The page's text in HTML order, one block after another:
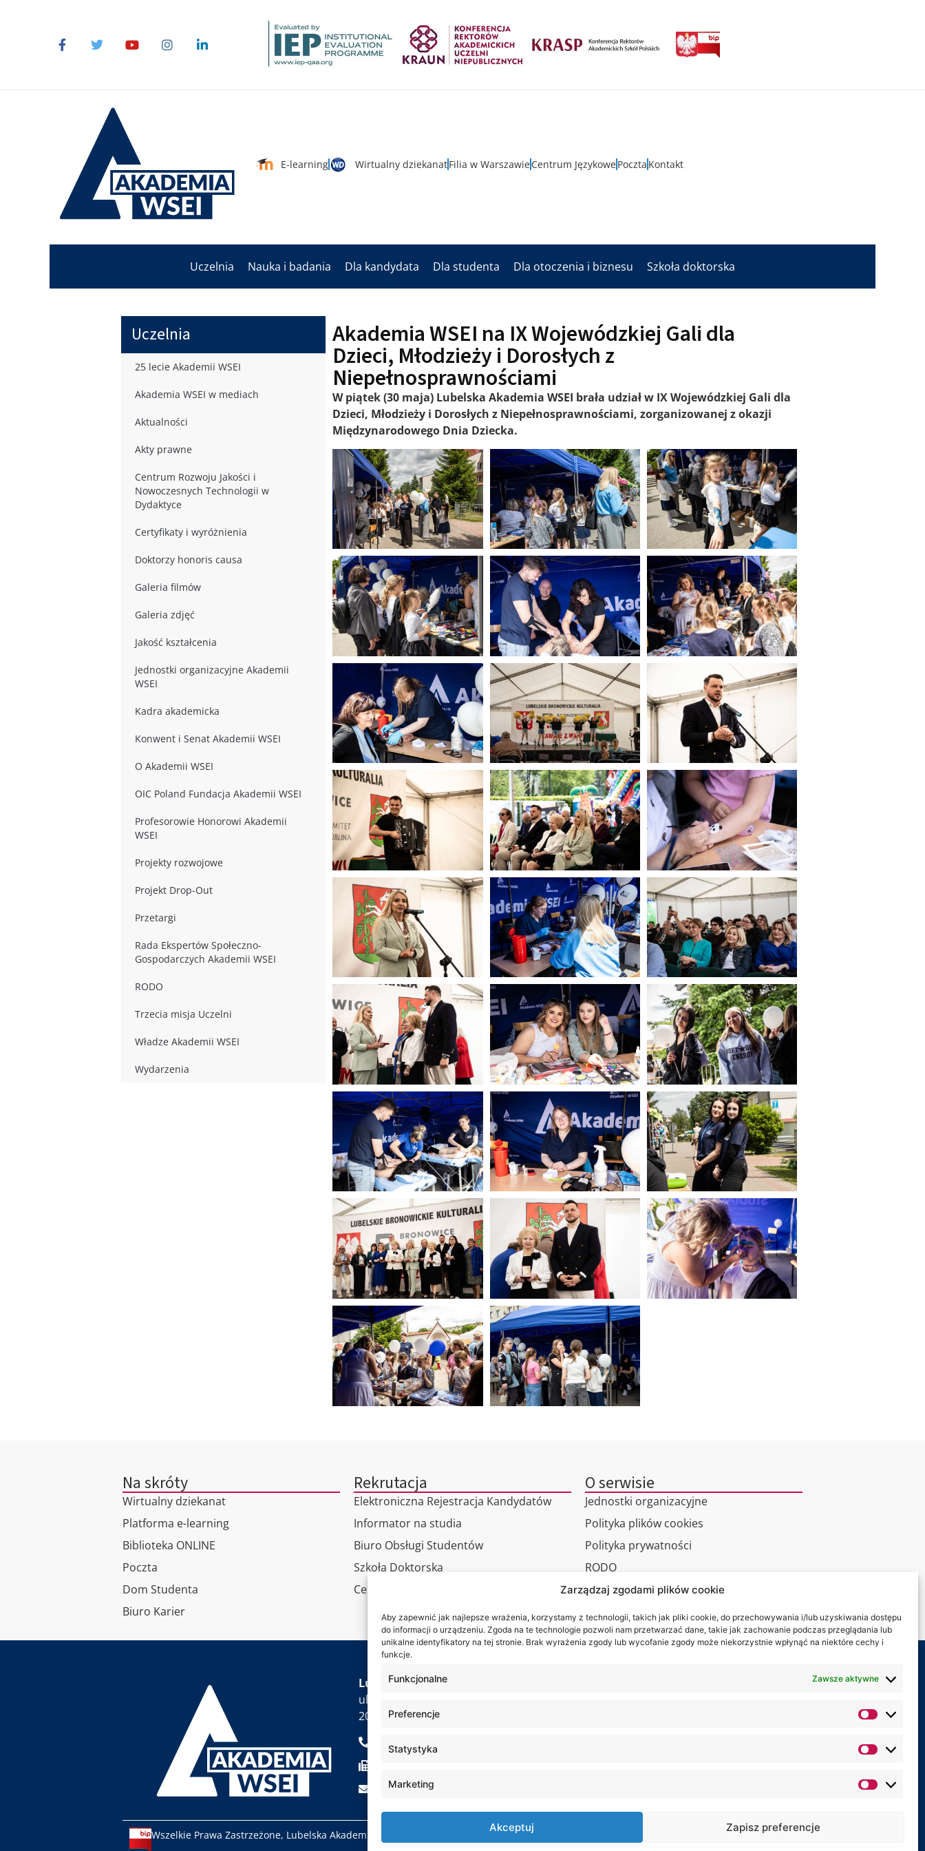
Zarządzaj zgodami plików cookie
Aby zapewnić jak najlepsze wrażenia, korzystamy z technologii, takich jak pliki cookie, do przechowywania i/lub uzyskiwania dostępu
do informacji o urządzeniu. Zgoda na te technologie pozwoli nam przetwarzać dane, takie jak zachowanie podczas przeglądania lub
unikalne identyfikatory na tej stronie. Brak wyrażenia zgody lub wycofanie zgody może niekorzystnie wpłynąć na niektóre cechy i
funkcje.
Funkcjonalne Zawsze aktywne
Preferencje
Statystyka
Marketing
Akceptuj Zapisz preferencje
E-learning Wirtualny dziekanatFilia w WarszawieCentrum JęzykowePoczta Kontakt
Uczelnia Nauka i badania Dla kandydata Dla studenta Dla otoczenia i biznesu Szkoła doktorska
Uczelnia
25 lecie Akademii WSEI
Akademia WSEI w mediach
Aktualności
Akty prawne
Centrum Rozwoju Jakości i
Nowoczesnych Technologii w
Dydaktyce
Certyfikaty i wyróżnienia
Doktorzy honoris causa
Galeria filmów
Galeria zdjęć
Jakość kształcenia
Jednostki organizacyjne Akademii
WSEI
Kadra akademicka
Konwent i Senat Akademii WSEI
O Akademii WSEI
OIC Poland Fundacja Akademii WSEI
Profesorowie Honorowi Akademii
WSEI
Projekty rozwojowe
Projekt Drop-Out
Przetargi
Rada Ekspertów Społeczno-
Gospodarczych Akademii WSEI
RODO
Trzecia misja Uczelni
Władze Akademii WSEI
Wydarzenia
Akademia WSEI na IX Wojewódzkiej Gali dla
Dzieci, Młodzieży i Dorosłych z
Niepełnosprawnościami
W piątek (30 maja) Lubelska Akademia WSEI brała udział w IX Wojewódzkiej Gali dla
Dzieci, Młodzieży i Dorosłych z Niepełnosprawnościami, zorganizowanej z okazji
Międzynarodowego Dnia Dziecka.
Na skróty
Wirtualny dziekanat
Platforma e-learning
Biblioteka ONLINE
Poczta
Dom Studenta
Biuro Karier
Rekrutacja
Elektroniczna Rejestracja Kandydatów
Informator na studia
Biuro Obsługi Studentów
Szkoła Doktorska
Centrum Studiów Podyplomowych
O serwisie
Jednostki organizacyjne
Polityka plików cookies
Polityka prywatności
RODO
Wirtualny spacer
Kontakt
Lubelska Akademia WSEI
ul. Projektowa 4
20-209 Lublin
+48 81 749 17 70
kancelaria@wsei.pl
Wszelkie Prawa Zastrzeżone, Lubelska Akademia WSEI © 2000 – 2026